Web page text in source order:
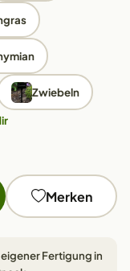
Zwiebeln
Merken
Fertigung in